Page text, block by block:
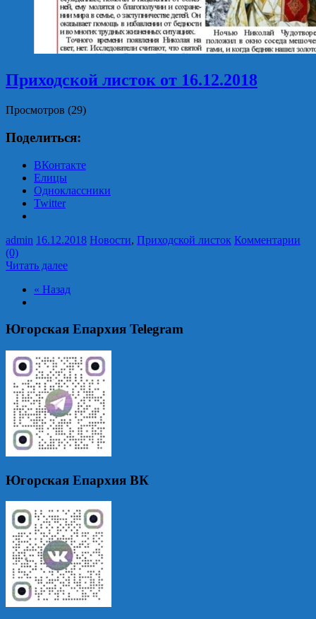
Приходской листок от 16.12.2018
Просмотров (29)
Поделиться:
ВКонтакте
Елицы
Одноклассники
Twitter
admin 16.12.2018 Новости, Приходской листок Комментарии
(0)
Читать далее
« Назад
Югорская Епархия Telegram
Югорская Епархия ВК